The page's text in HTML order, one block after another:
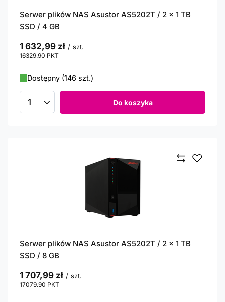
Serwer plików NAS Asustor AS5202T / 2 x 1 TB
SSD / 4 GB
1 632,99 zł / szt.
16329.90 PKT
Dostępny (146 szt.)
Ilość produktów Do koszyka
Serwer plików NAS Asustor AS5202T / 2 x 1 TB
SSD / 8 GB
1 707,99 zł / szt.
17079.90 PKT